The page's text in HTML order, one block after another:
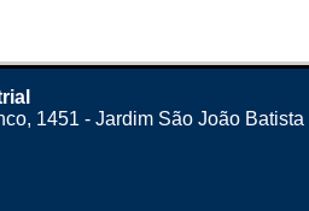
1451 - Jardim São João Batista